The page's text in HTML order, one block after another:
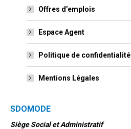
Offres d’emplois
Espace Agent
Politique de confidentialité
Mentions Légales
SDOMODE
Siège Social et Administratif